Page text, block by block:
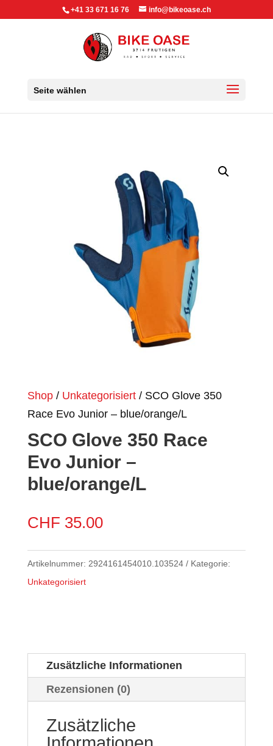
+41 33 671 16 76 info@bikeoase.ch
Seite wählen
Shop/ Unkategorisiert/ SCO Glove 350
Race Evo Junior – blue/orange/L
SCO Glove 350 Race
Evo Junior –
blue/orange/L
CHF 35.00
Artikelnummer: 2924161454010.103524
Kategorie:
Unkategorisiert
Zusätzliche Informationen
Rezensionen (0)
Zusätzliche